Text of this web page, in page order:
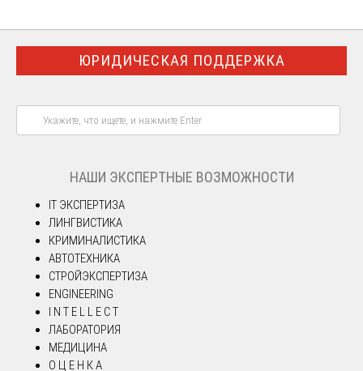
ЮРИДИЧЕСКАЯ ПОДДЕРЖКА
НАШИ ЭКСПЕРТНЫЕ ВОЗМОЖНОСТИ
IT ЭКСПЕРТИЗА
ЛИНГВИСТИКА
КРИМИНАЛИСТИКА
АВТОТЕХНИКА
СТРОЙЭКСПЕРТИЗА
ENGINEERING
I N T E L L E C T
ЛАБОРАТОРИЯ
МЕДИЦИНА
О Ц Е Н К А